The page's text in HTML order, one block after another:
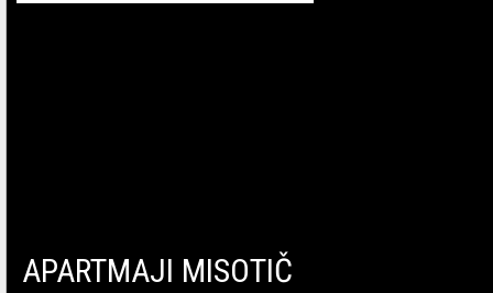
APARTMAJI MISOTIČ